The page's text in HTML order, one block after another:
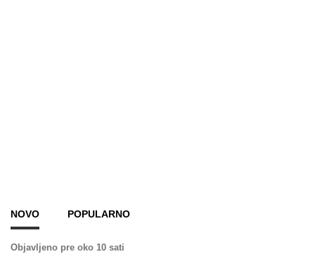
NOVO POPULARNO
Objavljeno pre oko 10 sati